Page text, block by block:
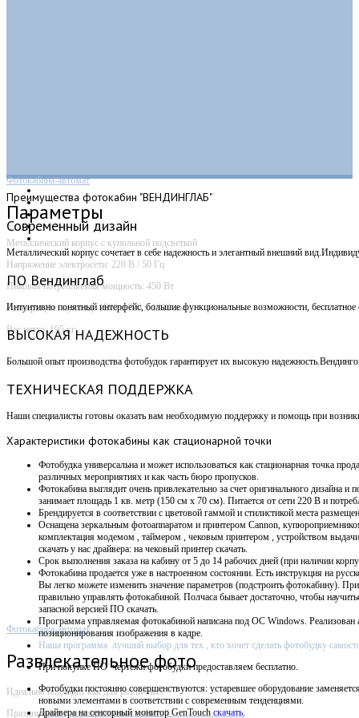
Фотокабина-автомат
Параметры
Металлический корпус с купольной подсветкой
Напряжение электросети: 220 В / 50 Гц
Пиковая потребляемая мощность: 450 Вт
Размеры (без купола): 1500 х 700 х 1830 мм
Вес нетто: 195 кг
Фотокабина-автомат
Развлекательное фото
Идеально подходит как для различных
Праздничных и корпоративных событий,
Преимущества фотокабин "ВЕНДИНГЛАБ"
Современный дизайн
Металлический корпус сочетает в себе надежность и элегантный внешний
ПО Вендинглаб
Интуитивно понятный интерфейс, большие функциональные возможности,
ВЫСОКАЯ НАДЕЖНОСТЬ
Большой опыт производства фотобудок гарантирует их высокую
ТЕХНИЧЕСКАЯ ПОДДЕРЖКА
Наши специалисты готовы оказать вам необходимую поддержку и помощь при
Характеристики фотокабины как стационарной точки
Фотобудка универсальна и может использоваться как стационарная точка
различных мероприятиях и как часть бюро пропусков.
Фотокабина выглядит очень привлекательно за счет оригинального дизайна и
занимает площадь 1 кв. метр (150 см х 70 см). Питается от сети 220 В и
Брендируется в соответствии с цветовой гаммой и стилистикой места
Оснащена зеркальным фотоаппаратом и принтером Cannon,
комплектация модемом , таймером , чековым принтером , устройством
скачать у нас драйвера: на чековый принтер скачать.
Срок выполнения заказа на кабину от 5 до 14 рабочих дней (при наличии
Фотокабина продается уже в настроенном состоянии. Есть инструкция на
Вы легко можете изменить значение параметров (подстроить фотокабину).
правильно управлять фотокабиной. Полчаса бывает достаточно, чтобы
запасной версией ПО скачать.
Программа управляемая фотокабиной написана под OC Windows. Реализован
позиционирования изображения в кадре.
Наша программа лучший выбор для тех , кто хочет сделать фотобудку
При покупке ПОчертежи фотобудки предоставляем бесплатно.
Фотобудки постоянно совершенствуются: устаревшее оборудование
новыми элементами в соответствии с современным тенденциями.
Драйвера на сенсорный монитор GenTouch скачать